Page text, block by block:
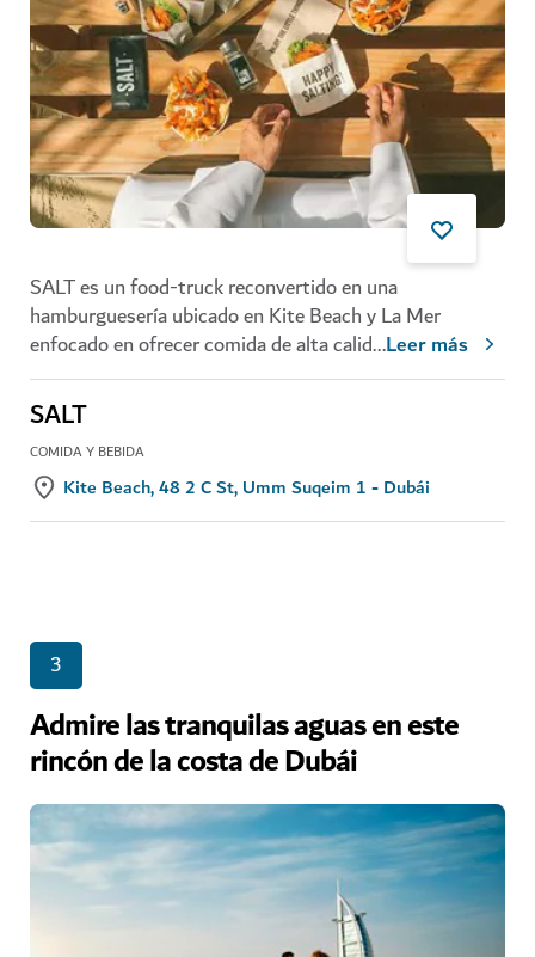
SALT es un food-truck reconvertido en una
hamburguesería ubicado en Kite Beach y La Mer
enfocado en ofrecer comida de alta calid...Leer más
SALT
COMIDA Y BEBIDA
Kite Beach, 48 2 C St, Umm Suqeim 1 - Dubái
3
Admire las tranquilas aguas en este
rincón de la costa de Dubái